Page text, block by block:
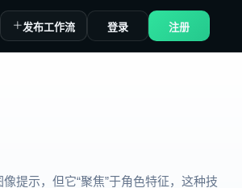
发布工作流 登录 注册
提示，但它“聚焦”于角色特征，这种技